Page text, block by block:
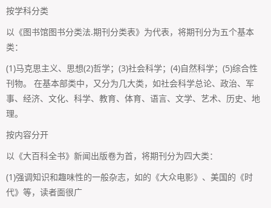
按学科分类
以《图书馆图书分类法.期刊分类表》为代表，将期刊分为五个基本
类：
(1)马克思主义、思想(2)哲学；(3)社会科学；(4)自然科学；(5)综合性
刊物。 在基本部类中，又分为几大类，如社会科学总论、政治、军
事、经济、文化、科学、教育、体育、语言、文学、艺术、历史、地
理。
按内容分开
以《大百科全书》新闻出版卷为首，将期刊分为四大类：
(1)强调知识和趣味性的一般杂志，如的《大众电影》、美国的《时
代》等，读者面很广